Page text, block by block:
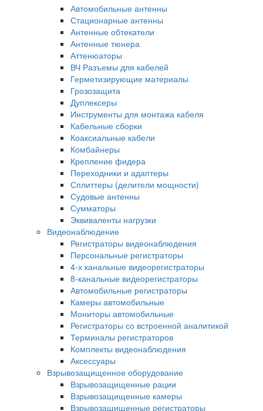
Автомобильные антенны
Стационарные антенны
Антенные обтекатели
Антенные тюнера
Аттенюаторы
ВЧ Разъемы для кабелей
Герметизирующие материалы
Грозозащита
Дуплексеры
Инструменты для монтажа кабеля
Кабельные сборки
Коаксиальные кабели
Комбайнеры
Крепление фидера
Переходники и адаптеры
Сплиттеры (делители мощности)
Судовые антенны
Сумматоры
Эквиваленты нагрузки
Видеонаблюдение
Регистраторы видеонаблюдения
Персональные регистраторы
4-х канальные видеорегистраторы
8-канальные видеорегистраторы
Автомобильные регистраторы
Камеры автомобильные
Мониторы автомобильные
Регистраторы со встроенной аналитикой
Терминалы регистраторов
Комплекты видеонаблюдения
Аксессуары
Взрывозащищенное оборудование
Взрывозащищенные рации
Взрывозащищенные камеры
Взрывозащищенные регистраторы